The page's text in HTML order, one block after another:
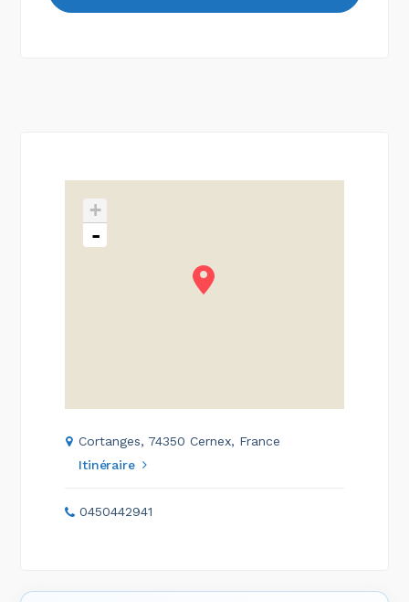
+
-
Cortanges, 74350 Cernex, France
Itinéraire
0450442941